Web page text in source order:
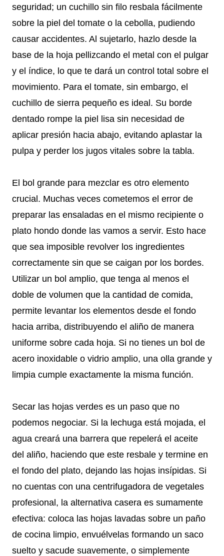
seguridad; un cuchillo sin filo resbala fácilmente
sobre la piel del tomate o la cebolla, pudiendo
causar accidentes. Al sujetarlo, hazlo desde la
base de la hoja pellizcando el metal con el pulgar
y el índice, lo que te dará un control total sobre el
movimiento. Para el tomate, sin embargo, el
cuchillo de sierra pequeño es ideal. Su borde
dentado rompe la piel lisa sin necesidad de
aplicar presión hacia abajo, evitando aplastar la
pulpa y perder los jugos vitales sobre la tabla.
El bol grande para mezclar es otro elemento
crucial. Muchas veces cometemos el error de
preparar las ensaladas en el mismo recipiente o
plato hondo donde las vamos a servir. Esto hace
que sea imposible revolver los ingredientes
correctamente sin que se caigan por los bordes.
Utilizar un bol amplio, que tenga al menos el
doble de volumen que la cantidad de comida,
permite levantar los elementos desde el fondo
hacia arriba, distribuyendo el aliño de manera
uniforme sobre cada hoja. Si no tienes un bol de
acero inoxidable o vidrio amplio, una olla grande y
limpia cumple exactamente la misma función.
Secar las hojas verdes es un paso que no
podemos negociar. Si la lechuga está mojada, el
agua creará una barrera que repelerá el aceite
del aliño, haciendo que este resbale y termine en
el fondo del plato, dejando las hojas insípidas. Si
no cuentas con una centrifugadora de vegetales
profesional, la alternativa casera es sumamente
efectiva: coloca las hojas lavadas sobre un paño
de cocina limpio, envuélvelas formando un saco
suelto y sacude suavemente, o simplemente